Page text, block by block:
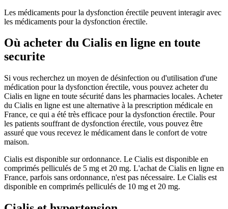
Les médicaments pour la dysfonction érectile peuvent interagir avec
les médicaments pour la dysfonction érectile.
Où acheter du Cialis en ligne en toute
securite
Si vous recherchez un moyen de désinfection ou d'utilisation d'une
médication pour la dysfonction érectile, vous pouvez acheter du
Cialis en ligne en toute sécurité dans les pharmacies locales. Acheter
du Cialis en ligne est une alternative à la prescription médicale en
France, ce qui a été très efficace pour la dysfonction érectile. Pour
les patients souffrant de dysfonction érectile, vous pouvez être
assuré que vous recevez le médicament dans le confort de votre
maison.
Cialis est disponible sur ordonnance. Le Cialis est disponible en
comprimés pelliculés de 5 mg et 20 mg. L'achat de Cialis en ligne en
France, parfois sans ordonnance, n'est pas nécessaire. Le Cialis est
disponible en comprimés pelliculés de 10 mg et 20 mg.